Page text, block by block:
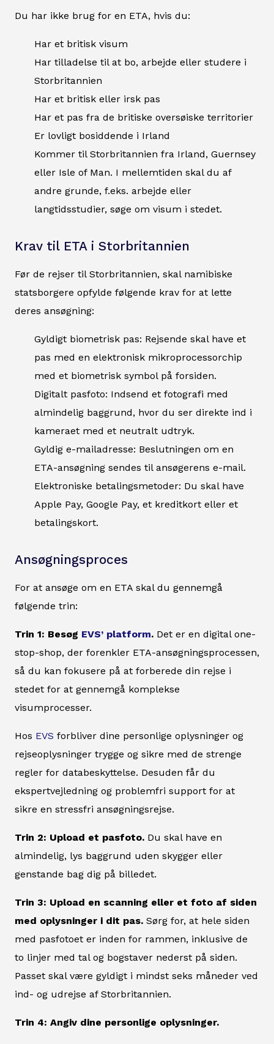
Du har ikke brug for en ETA, hvis du:
Har et britisk visum
Har tilladelse til at bo, arbejde eller studere i
Storbritannien
Har et britisk eller irsk pas
Har et pas fra de britiske oversøiske territorier
Er lovligt bosiddende i Irland
Kommer til Storbritannien fra Irland, Guernsey
eller Isle of Man. I mellemtiden skal du af
andre grunde, f.eks. arbejde eller
langtidsstudier, søge om visum i stedet.
Krav til ETA i Storbritannien
Før de rejser til Storbritannien, skal namibiske
statsborgere opfylde følgende krav for at lette
deres ansøgning:
Gyldigt biometrisk pas: Rejsende skal have et
pas med en elektronisk mikroprocessorchip
med et biometrisk symbol på forsiden.
Digitalt pasfoto: Indsend et fotografi med
almindelig baggrund, hvor du ser direkte ind i
kameraet med et neutralt udtryk.
Gyldig e-mailadresse: Beslutningen om en
ETA-ansøgning sendes til ansøgerens e-mail.
Elektroniske betalingsmetoder: Du skal have
Apple Pay, Google Pay, et kreditkort eller et
betalingskort.
Ansøgningsproces
For at ansøge om en ETA skal du gennemgå
følgende trin:
Trin 1: Besøg EVS’ platform. Det er en digital one-
stop-shop, der forenkler ETA-ansøgningsprocessen,
så du kan fokusere på at forberede din rejse i
stedet for at gennemgå komplekse
visumprocesser.
Hos EVS forbliver dine personlige oplysninger og
rejseoplysninger trygge og sikre med de strenge
regler for databeskyttelse. Desuden får du
ekspertvejledning og problemfri support for at
sikre en stressfri ansøgningsrejse.
Trin 2: Upload et pasfoto. Du skal have en
almindelig, lys baggrund uden skygger eller
genstande bag dig på billedet.
Trin 3: Upload en scanning eller et foto af siden
med oplysninger i dit pas. Sørg for, at hele siden
med pasfotoet er inden for rammen, inklusive de
to linjer med tal og bogstaver nederst på siden.
Passet skal være gyldigt i mindst seks måneder ved
ind- og udrejse af Storbritannien.
Trin 4: Angiv dine personlige oplysninger.